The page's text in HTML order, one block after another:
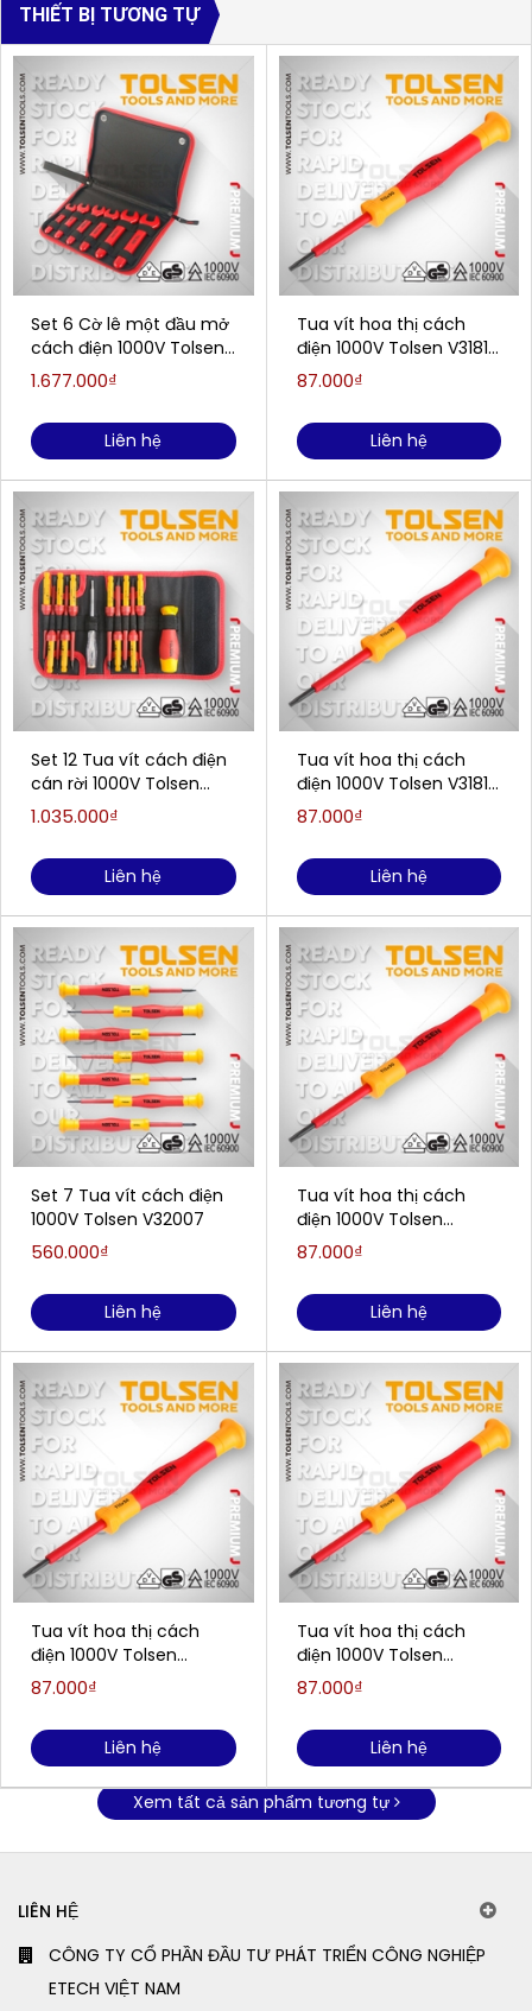
THIẾT BỊ TƯƠNG TỰ
Set 6 Cờ lê một đầu mở
cách điện 1000V Tolsen
V83606
1.677.000₫
Liên hệ
Set 12 Tua vít cách điện
cán rời 1000V Tolsen
V33212
1.035.000₫
Liên hệ
Set 7 Tua vít cách điện
1000V Tolsen V32007
560.000₫
Liên hệ
Tua vít hoa thị cách
điện 1000V Tolsen
V31820 (T20x50mm)
87.000₫
Liên hệ
Tua vít hoa thị cách
điện 1000V Tolsen V31815
(T15x50mm)
87.000₫
Liên hệ
Tua vít hoa thị cách
điện 1000V Tolsen V31810
(T10x50mm)
87.000₫
Liên hệ
Tua vít hoa thị cách
điện 1000V Tolsen
V31808 (T8x50mm)
87.000₫
Liên hệ
Tua vít hoa thị cách
điện 1000V Tolsen
V31806 (T6x50mm)
87.000₫
Liên hệ
Xem tất cả sản phẩm tương tự
LIÊN HỆ
CÔNG TY CỔ PHẦN ĐẦU TƯ PHÁT TRIỂN CÔNG NGHIỆP
ETECH VIỆT NAM